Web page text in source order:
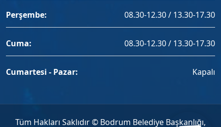
Perşembe: 08.30-12.30 / 13.30-17.30
Cuma: 08.30-12.30 / 13.30-17.30
Cumartesi - Pazar: Kapalı
Tüm Hakları Saklıdır © Bodrum Belediye Başkanlığı,